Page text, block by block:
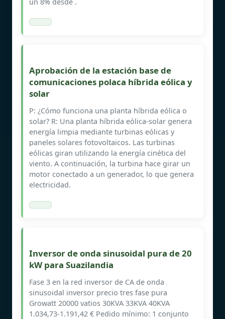
Aprobación de la estación base de
comunicaciones polaca híbrida eólica y
solar
P: ¿Cómo funciona una planta híbrida eólica o
solar? R: Una planta híbrida eólica-solar genera
energía limpia mediante turbinas eólicas y
paneles solares fotovoltaicos. Las turbinas
eólicas giran utilizando la energía cinética del
viento. A continuación, la turbina hace girar un
motor conectado a un generador, lo que genera
electricidad.
Inversor de onda sinusoidal pura de 20
kW para Suazilandia
Fase 3 en la red inversor de CA de onda
sinusoidal inversor precio tres fase pura
Growatt 20000 vatios 30KVA 33KVA 40KVA
1.034,73-1.191,42 € Pedido mínimo: 1 conjunto